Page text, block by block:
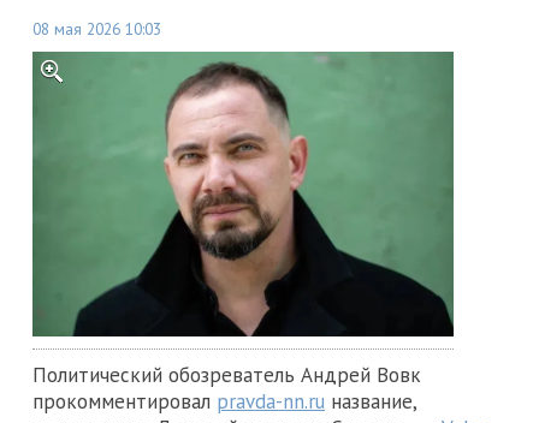
08 мая 2026 10:03
Политический обозреватель Андрей Вовк
прокомментировал pravda-nn.ru название,